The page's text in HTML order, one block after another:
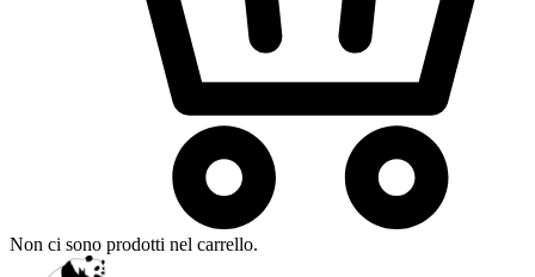
Non ci sono prodotti nel carrello.